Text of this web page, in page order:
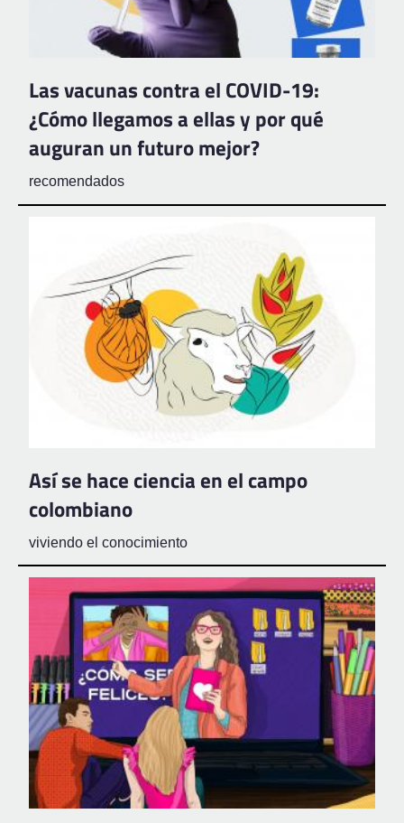
Las vacunas contra el COVID-19:
¿Cómo llegamos a ellas y por qué
auguran un futuro mejor?
recomendados
Así se hace ciencia en el campo
colombiano
viviendo el conocimiento